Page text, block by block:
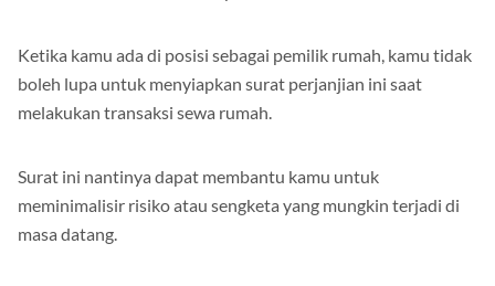
Ketika kamu ada di posisi sebagai pemilik rumah, kamu tidak
boleh lupa untuk menyiapkan surat perjanjian ini saat
melakukan transaksi sewa rumah.
Surat ini nantinya dapat membantu kamu untuk
meminimalisir risiko atau sengketa yang mungkin terjadi di
masa datang.